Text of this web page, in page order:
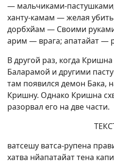
— мальчиками-
ханту-камам — желая
дорбхйам — Своими
арим — врага; апатайат —
В другой раз, когда
Баларамой и другими
там появился демон Бака,
Кришну. Однако Кришна
разорвал его на две части.
ватсешу ватса-рупена
хатва нйапатайат тена